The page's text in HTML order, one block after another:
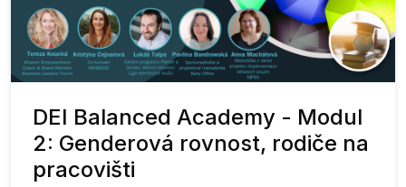
DEI Balanced Academy - Modul
2: Genderová rovnost, rodiče na
pracovišti